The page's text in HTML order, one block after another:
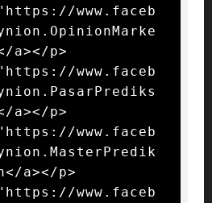
www.faceb
a></p>
www.faceb
a></p>
www.faceb
a></p>
www.faceb